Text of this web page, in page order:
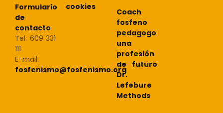
Formulario
de
contacto
Tel: 609 331
111
E-mail:
fosfenismo@fosfenismo.org
cookies
Coach
fosfeno
pedagogo
una
profesión
de futuro
Dr.
Lefebure
Methods